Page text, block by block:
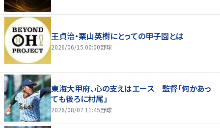
王貞治・栗山英樹にとっての甲子園とは
2026/06/15 00:00野球
東海大甲府、心の支えはエース 監督「何かあっ
ても後ろに村尾」
2026/08/07 11:45野球